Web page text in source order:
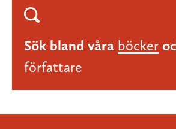
Sök bland våra böcker
författare